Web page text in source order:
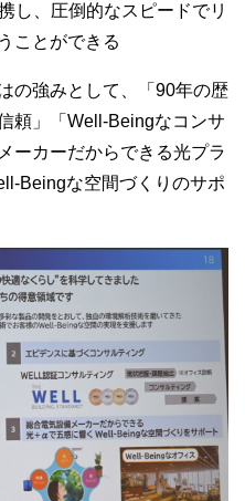
し、圧倒的なスピードでリ
ことができる
の強みとして、「 90年の歴
頼」「 Well-Beingなコンサ
ーカーだからできる光プラ
Beingな空間づくりのサポ